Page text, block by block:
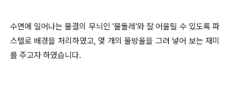
수면에 일어나는 물결의 무늬인 '물둘레'와 잘 어울릴 수 있도록 파
스텔로 배경을 처리하였고, 몇 개의 물방울을 그려 넣어 보는 재미
를 주고자 하였습니다.